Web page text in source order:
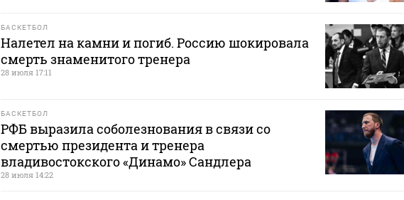
БАСКЕТБОЛ
Налетел на камни и погиб. Россию шокировала
смерть знаменитого тренера
28 июля 17:11
БАСКЕТБОЛ
РФБ выразила соболезнования в связи со
смертью президента и тренера
владивостокского «Динамо» Сандлера
28 июля 14:22